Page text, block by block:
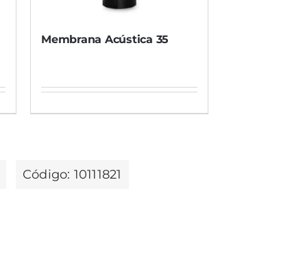
Membrana Acústica 35
Código: 10111821